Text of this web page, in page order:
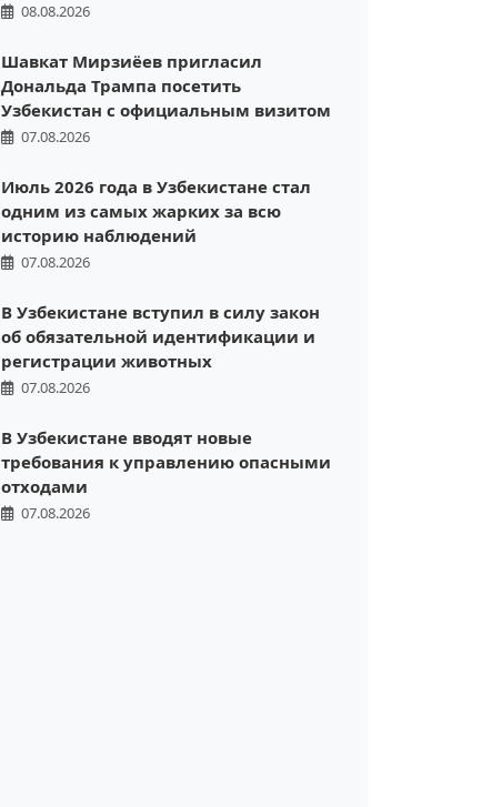
08.08.2026
Шавкат Мирзиёев пригласил
Дональда Трампа посетить
Узбекистан с официальным визитом
07.08.2026
Июль 2026 года в Узбекистане стал
одним из самых жарких за всю
историю наблюдений
07.08.2026
В Узбекистане вступил в силу закон
об обязательной идентификации и
регистрации животных
07.08.2026
В Узбекистане вводят новые
требования к управлению опасными
отходами
07.08.2026